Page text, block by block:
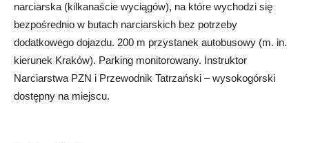
narciarska (kilkanaście wyciągów), na które wychodzi się
bezpośrednio w butach narciarskich bez potrzeby
dodatkowego dojazdu. 200 m przystanek autobusowy (m. in.
kierunek Kraków). Parking monitorowany. Instruktor
Narciarstwa PZN i Przewodnik Tatrzański – wysokogórski
dostępny na miejscu.